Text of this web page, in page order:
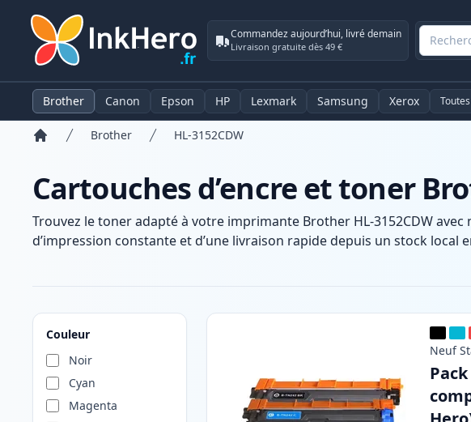
Commandez aujourd’hui, livré demain
Livraison gratuite dès 49 €
Brother Canon Epson HP Lexmark Samsung Xerox
Brother HL-3152CDW
Cartouches d’encre et toner
Trouvez le toner adapté à votre imprimante Brother HL-3152CDW
d’impression constante et d’une livraison rapide depuis un stock local
Couleur
Noir
Cyan
Magenta
Produits
Neuf